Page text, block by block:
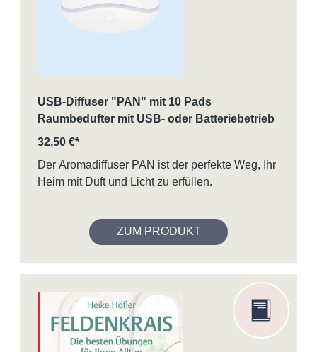
USB-Diffuser "PAN" mit 10 Pads
Raumbedufter mit USB- oder Batteriebetrieb
32,50 €*
Der Aromadiffuser PAN ist der perfekte Weg, Ihr
Heim mit Duft und Licht zu erfüllen.
ZUM PRODUKT